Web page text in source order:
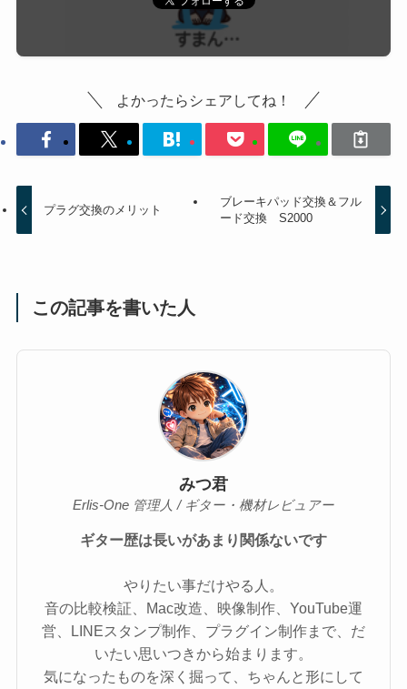
よかったらシェアしてね！
プラグ交換のメリット
ブレーキパッド交換＆フル
ード交換 S2000
この記事を書いた人
みつ君
Erlis-One 管理人 / ギター・機材レビュアー
ギター歴は長いがあまり関係ないです
やりたい事だけやる人。
音の比較検証、Mac改造、映像制作、YouTube運
営、LINEスタンプ制作、プラグイン制作まで、だ
いたい思いつきから始まります。
気になったものを深く掘って、ちゃんと形にして